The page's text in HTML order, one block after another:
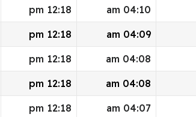
04:10 am
12:18 pm
04:09 am
12:18 pm
04:08 am
12:18 pm
04:08 am
12:18 pm
04:07 am
12:18 pm